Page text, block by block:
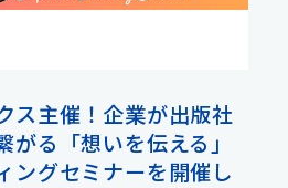
ス主催！企業が出版社
がる「想いを伝える」
ングセミナーを開催し